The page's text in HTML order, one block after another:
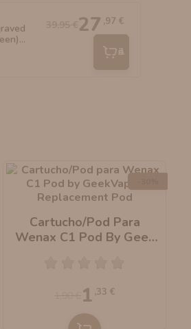
27 ,97 €
Añadir
Cartucho/Pod Para
Wenax C1 Pod By Geek
1 ,33 €